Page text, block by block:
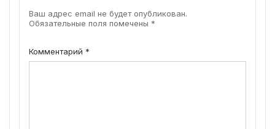
Ваш адрес email не будет опубликован.
Обязательные поля помечены *
Комментарий *